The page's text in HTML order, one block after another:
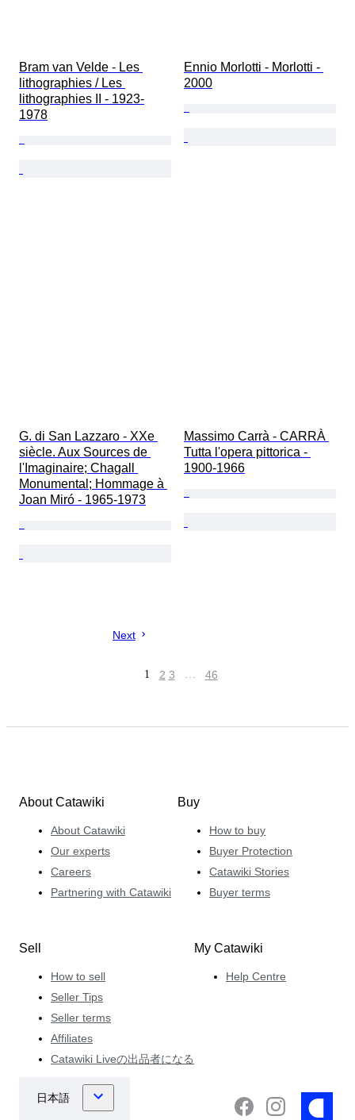
Bram van Velde - Les
lithographies / Les
lithographies II - 1923-
1978
Ennio Morlotti - Morlotti -
2000
G. di San Lazzaro - XXe
siècle. Aux Sources de
l'Imaginaire; Chagall
Monumental; Hommage à
Joan Miró - 1965-1973
Massimo Carrà - CARRÀ
Tutta l'opera pittorica -
1900-1966
Next
1 2 3 … 46
About Catawiki
About Catawiki
Our experts
Careers
Partnering with Catawiki
Buy
How to buy
Buyer Protection
Catawiki Stories
Buyer terms
Sell
How to sell
Seller Tips
Seller terms
Affiliates
Catawiki Liveの出品者になる
My Catawiki
Help Centre